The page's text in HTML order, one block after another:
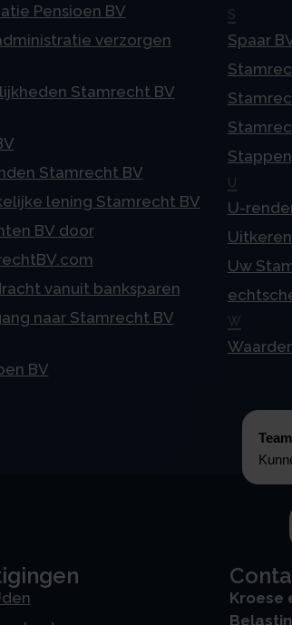
Pensioen BV
verzorgen
Stamrecht BV
Stamrecht BV
lening Stamrecht BV
BV door
vanuit banksparen
naar Stamrecht BV
BV
S
Spaar
U
U-
Uw
W
Kroese